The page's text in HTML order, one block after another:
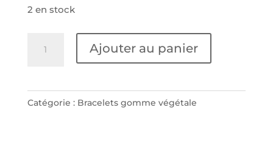
2 en stock
Maui
Ajouter au panier
Catégorie : Bracelets gomme végétale